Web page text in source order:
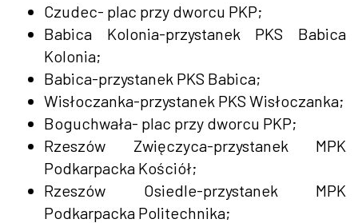
Czudec- plac przy dworcu PKP;
Babica Kolonia-przystanek PKS Babica
Kolonia;
Babica-przystanek PKS Babica;
Wisłoczanka-przystanek PKS Wisłoczanka;
Boguchwała- plac przy dworcu PKP;
Rzeszów Zwięczyca-przystanek MPK
Podkarpacka Kościół;
Rzeszów Osiedle-przystanek MPK
Podkarpacka Politechnika;